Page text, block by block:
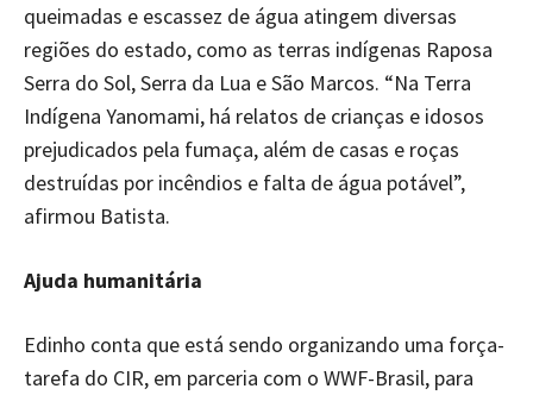
queimadas e escassez de água atingem diversas
regiões do estado, como as terras indígenas Raposa
Serra do Sol, Serra da Lua e São Marcos. “Na Terra
Indígena Yanomami, há relatos de crianças e idosos
prejudicados pela fumaça, além de casas e roças
destruídas por incêndios e falta de água potável”,
afirmou Batista.
Ajuda humanitária
Edinho conta que está sendo organizando uma força-
tarefa do CIR, em parceria com o WWF-Brasil, para